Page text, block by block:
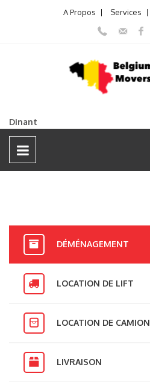
A Propos Services
Dinant
DÉMÉNAGEMENT
LOCATION DE LIFT
LOCATION DE CAMION
LIVRAISON